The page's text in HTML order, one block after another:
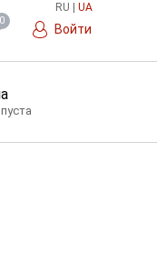
RU UA
0
Войти